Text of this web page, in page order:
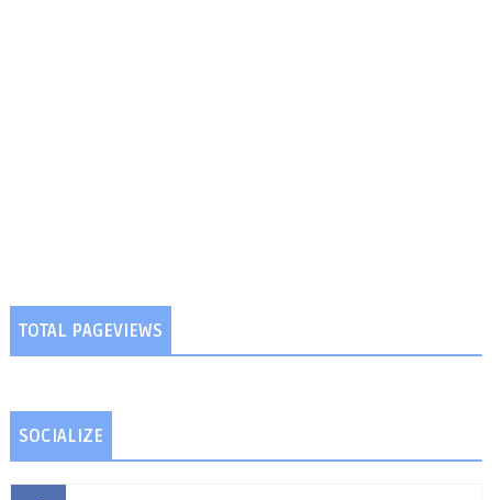
TOTAL PAGEVIEWS
SOCIALIZE